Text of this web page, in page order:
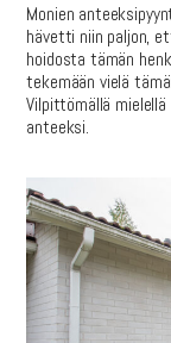
Monien
hävetti niin paljon,
hoidosta tämän
tekemään vielä
Vilpittömällä
anteeksi.